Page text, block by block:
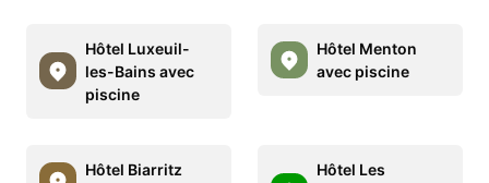
Hôtel Luxeuil-
les-Bains avec
piscine
Hôtel Menton
avec piscine
Hôtel Biarritz
Hôtel Les